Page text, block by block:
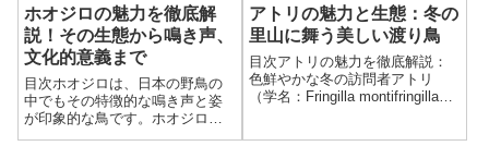
ホオジロの魅力を徹底解
説！その生態から鳴き声、
文化的意義まで
目次ホオジロは、日本の野鳥の
中でもその特徴的な鳴き声と姿
が印象的な鳥です。ホオジロ科
に属する小さな鳥で、特に冬季
アトリの魅力と生態：冬の
里山に舞う美しい渡り鳥
目次アトリの魅力を徹底解説：
色鮮やかな冬の訪問者アトリ
（学名：Fringilla montifringilla）